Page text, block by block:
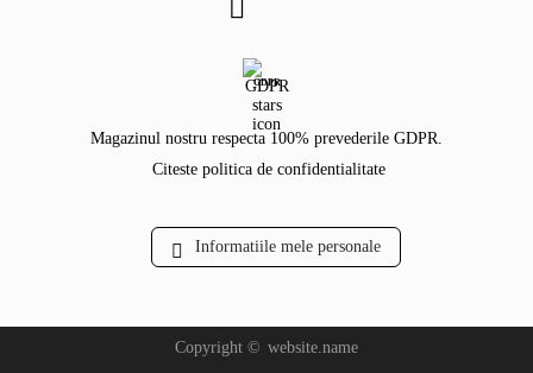
GDPR
Magazinul nostru respecta 100% prevederile GDPR.
Citeste politica de confidentialitate
Informatiile mele personale
Copyright © website.name